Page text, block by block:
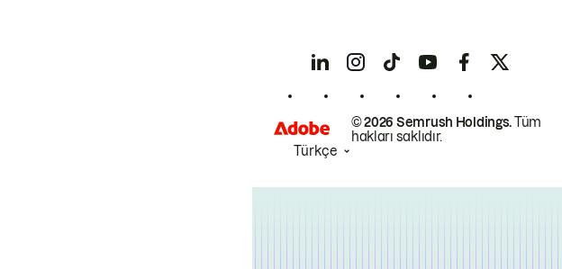
© 2026 Semrush Holdings.Tüm
hakları saklıdır.
Türkçe